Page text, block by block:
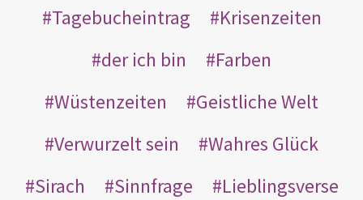
Tagebucheintrag
Krisenzeiten
der ich bin
Farben
Wüstenzeiten
Geistliche Welt
Verwurzelt sein
Wahres Glück
Sirach
Sinnfrage
Lieblingsverse